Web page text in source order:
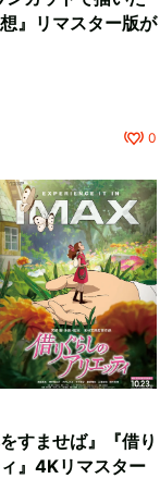
』リマスター版が
0
すませば』『借り
』4Kリマスター